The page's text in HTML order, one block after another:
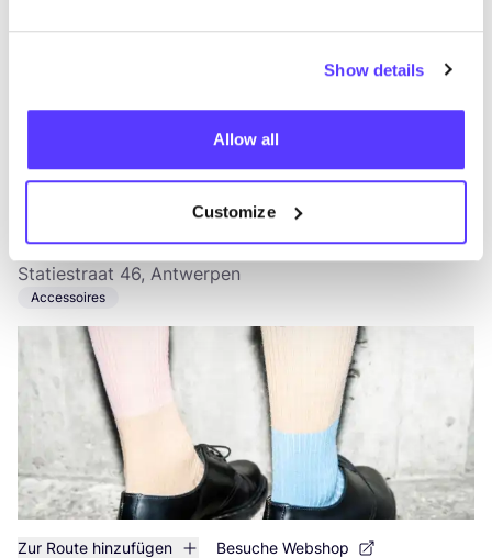
Show details
Allow all
Customize
Zur Route hinzufügen Besuche Webshop
Zokk'n
Statiestraat 46, Antwerpen
Accessoires
Zur Route hinzufügen Besuche Webshop
like